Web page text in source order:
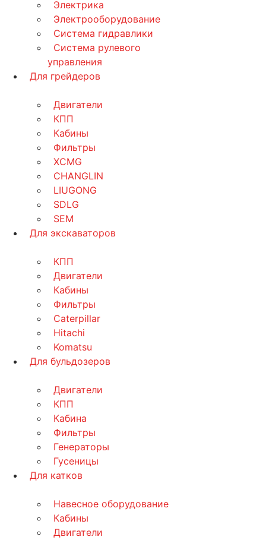
Электрика
Электрооборудование
Система гидравлики
Система рулевого
управления
Для грейдеров
Двигатели
КПП
Кабины
Фильтры
XCMG
CHANGLIN
LIUGONG
SDLG
SEM
Для экскаваторов
КПП
Двигатели
Кабины
Фильтры
Caterpillar
Hitachi
Komatsu
Для бульдозеров
Двигатели
КПП
Кабина
Фильтры
Генераторы
Гусеницы
Для катков
Навесное оборудование
Кабины
Двигатели